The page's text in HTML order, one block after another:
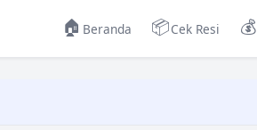
🏠 Beranda 📦Cek Resi 💰